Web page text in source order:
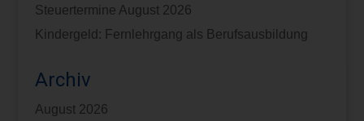
Steuertermine August 2026
Kindergeld: Fernlehrgang als Berufsausbildung
Archiv
August 2026